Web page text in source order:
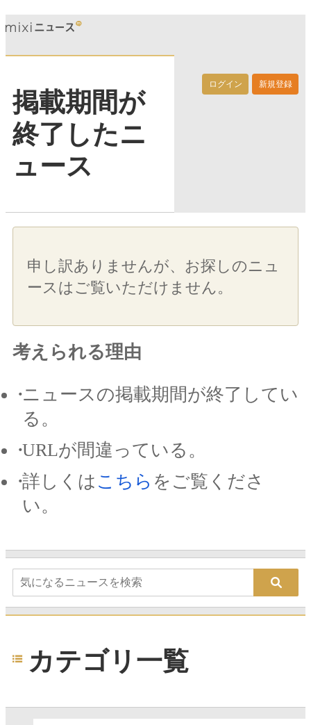
ログイン 新規登録
掲載期間が
終了したニ
ュース
申し訳ありませんが、お探しのニュ
ースはご覧いただけません。
考えられる理由
ニュースの掲載期間が終了してい
る。
URLが間違っている。
詳しくは こちら をご覧くださ
い。
カテゴリ一覧